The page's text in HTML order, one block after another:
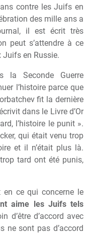
contre les Juifs en
des mille ans a
il est écrit très
peut s’attendre à ce
Juifs en Russie.
la Seconde Guerre
l’histoire parce que
fit la dernière
dans le Livre d’Or
l’histoire le punit ».
qui était venu trop
et il n’était plus là.
tard ont été punis,
en ce qui concerne le
aime les Juifs tels
d’être d’accord avec
ne sont pas d’accord